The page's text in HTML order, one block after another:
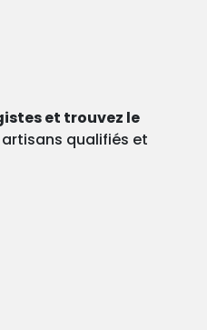
et trouvez le
qualifiés et